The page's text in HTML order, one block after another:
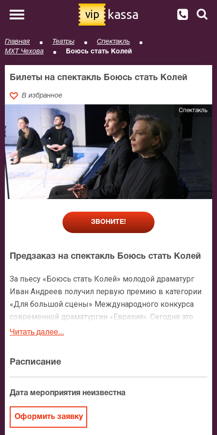
vip kassa
Главная Театры
Спектакль
МХТ Чехова
Боюсь стать Колей
Билеты на спектакль Боюсь стать Колей
В избранное
Спектакль
ЗВОНИТЕ!
Предзаказ на спектакль Боюсь стать Колей
За пьесу «Боюсь стать Колей» молодой драматург
Иван Андреев получил первую премию в категории
«Для большой сцены» Международного конкурса
современной драматургии «Евразия». Сегодня это
произведение идет на сцене МХТ имени Чехова в
Главный герой истории – молодой человек,
путешествующий на поезде из Башкирии в
Екатеринбург. Как и всегда бывает в вагонах, здесь
колоритен, а ситуации, о которых рассказывается,
разные – и смешные, и не очень. О встречах и
Читать далее...
Расписание
Дата мероприятия неизвестна
Оформить заявку